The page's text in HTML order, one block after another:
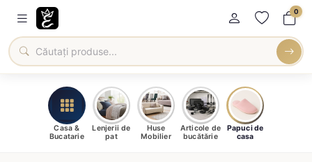
0
Casa &
Bucatarie
Lenjerii de
pat
Huse
Mobilier
Articole de
bucătărie
Papuci de
casa